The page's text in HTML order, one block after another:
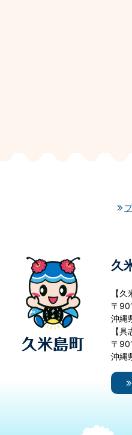
久
【
〒
沖縄
【
〒
沖縄